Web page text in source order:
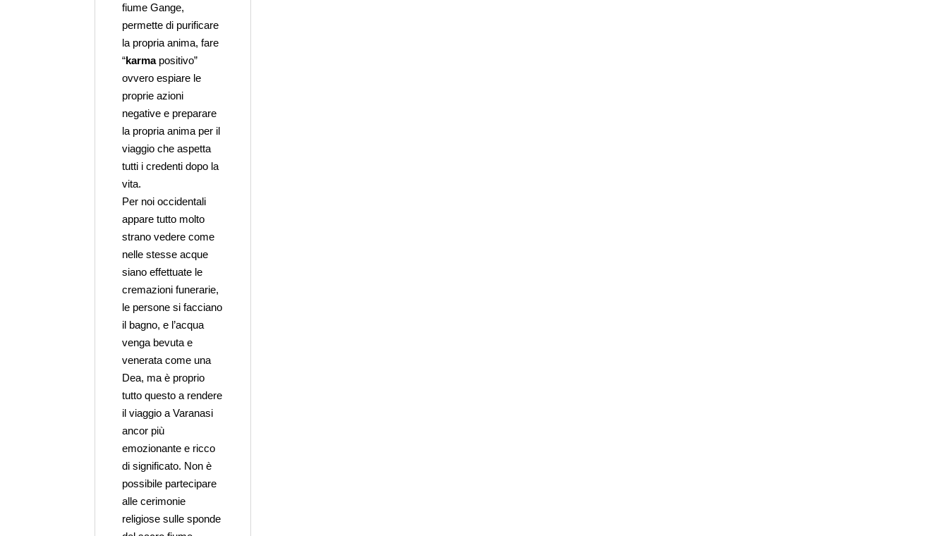
fiume Gange,
permette di purificare
la propria anima, fare
“karmapositivo”
ovvero espiare le
proprie azioni
negative e preparare
la propria anima per il
viaggio che aspetta
tutti i credenti dopo la
vita.
Per noi occidentali
appare tutto molto
strano vedere come
nelle stesse acque
siano effettuate le
cremazioni funerarie,
le persone si facciano
il bagno, e l’acqua
venga bevuta e
venerata come una
Dea, ma è proprio
tutto questo a rendere
il viaggio a Varanasi
ancor più
emozionante e ricco
di significato. Non è
possibile partecipare
alle cerimonie
religiose sulle sponde